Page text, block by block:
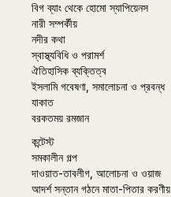
বিগ ব্যাং থেকে হোমো স্যাপিয়েনস
নারী সম্পর্কীয়
নদীর কথা
স্বাস্থ্যবিধি ও পরামর্শ
ঐতিহাসিক ব্যক্তিত্ব
ইসলামি গবেষণা, সমালোচনা ও প্রবন্ধ
যাকাত
বরকতময় রমজান
কন্টেস্ট
সমকালীন গল্প
দাওয়াত-তাবলীগ, আলোচনা ও ওয়াজ
আদর্শ সন্তান গঠনে মাতা-পিতার করণীয়